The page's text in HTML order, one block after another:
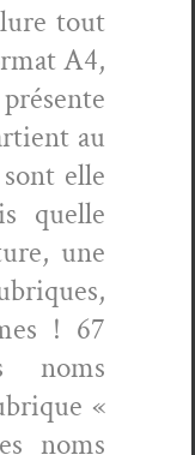
tout
A4,
au
elle
quelle
une
! 67
noms
«
noms